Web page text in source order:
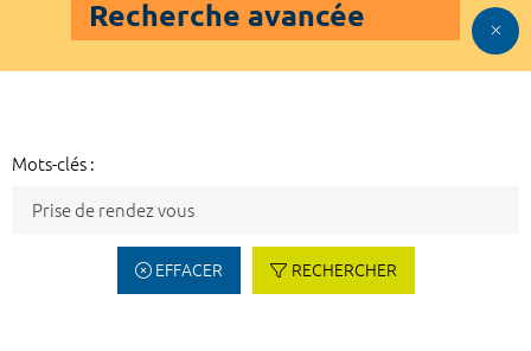
Recherche avancée
Mots-clés :
EFFACER RECHERCHER